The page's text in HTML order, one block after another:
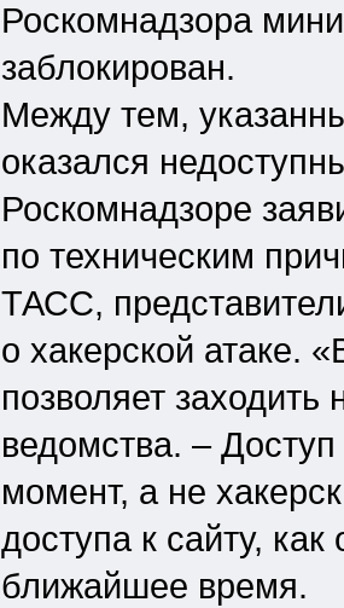
Роскомнадзора
заблокирован.
Между тем,
оказался
Роскомнадзоре
по техническим
ТАСС,
о хакерской атаке.
позволяет заходить
ведомства. – Доступ
момент, а не
доступа к сайту,
ближайшее время.